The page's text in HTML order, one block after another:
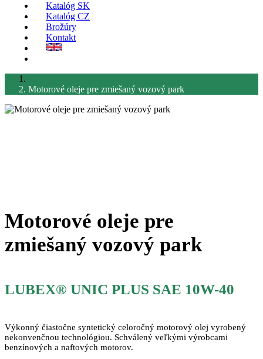
Katalóg SK
Katalóg CZ
Brožúry
Kontakt
Motorové oleje pre zmiešaný vozový park
Motorové oleje pre
zmiešaný vozový park
LUBEX® UNIC PLUS SAE 10W-40
Výkonný čiastočne syntetický celoročný motorový olej vyrobený
nekonvenčnou technológiou. Schválený veľkými výrobcami
benzínových a naftových motorov.